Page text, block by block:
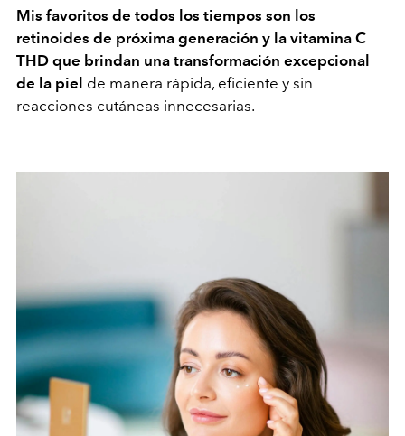
Mis favoritos de todos los tiempos son los
retinoides de próxima generación y la vitamina C
THD que brindan una transformación excepcional
de la piel de manera rápida, eficiente y sin
reacciones cutáneas innecesarias.